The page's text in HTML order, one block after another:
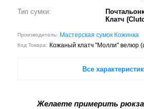
Тип сумки:
Клатч
Производитель: Мастерская сумок Кожинка
Код Товара: Кожаный клатч "Молли" велюр
Все
Желаете примерить